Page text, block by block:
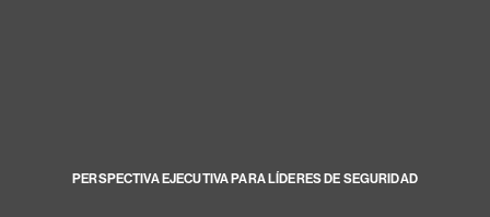
PERSPECTIVA EJECUTIVA PARA LÍDERES DE SEGURIDAD